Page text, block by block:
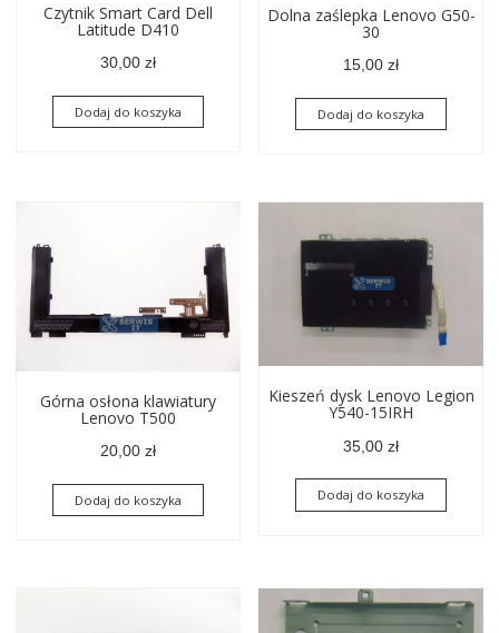
Czytnik Smart Card Dell
Latitude D410
30,00 zł
Dodaj do koszyka
Dolna zaślepka Lenovo G50-
30
15,00zł
Dodaj do koszyka
Górna osłona klawiatury
Lenovo T500
20,00 zł
Dodaj do koszyka
Kieszeń dysk Lenovo Legion
Y540-15IRH
35,00zł
Dodaj do koszyka